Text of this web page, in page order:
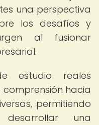
una perspectiva
los desafíos y
al fusionar
estudio reales
hacia
permitiendo
una